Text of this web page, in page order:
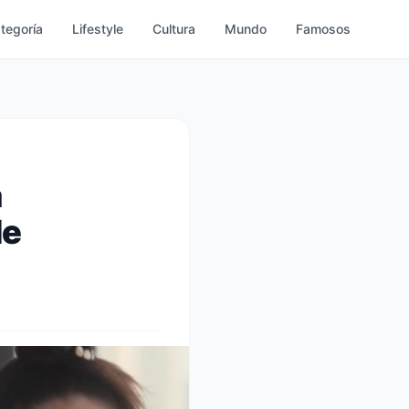
Lifestyle Cultura Mundo Famosos